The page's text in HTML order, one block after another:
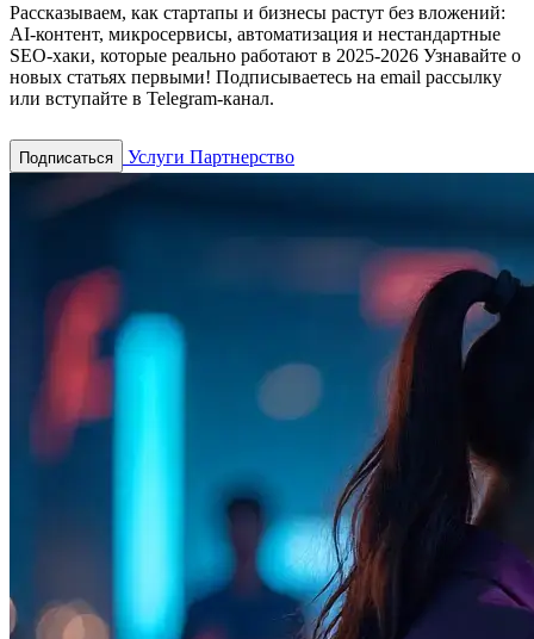
Рассказываем, как стартапы и бизнесы растут без вложений:
AI-контент, микросервисы, автоматизация и нестандартные
SEO-хаки, которые реально работают в 2025-2026 Узнавайте о
новых статьях первыми! Подписываетесь на email рассылку
или вступайте в Telegram-канал.
Подписаться Услуги Партнерство